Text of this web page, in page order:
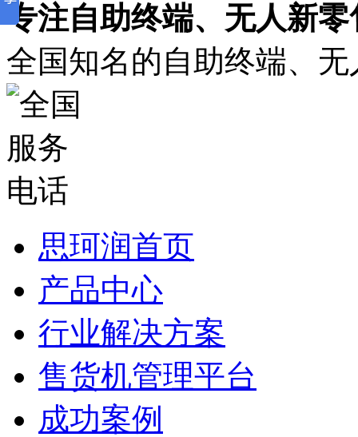
专注自助终端、无人新零
全国知名的自助终端、
思珂润首页
产品中心
行业解决方案
售货机管理平台
成功案例